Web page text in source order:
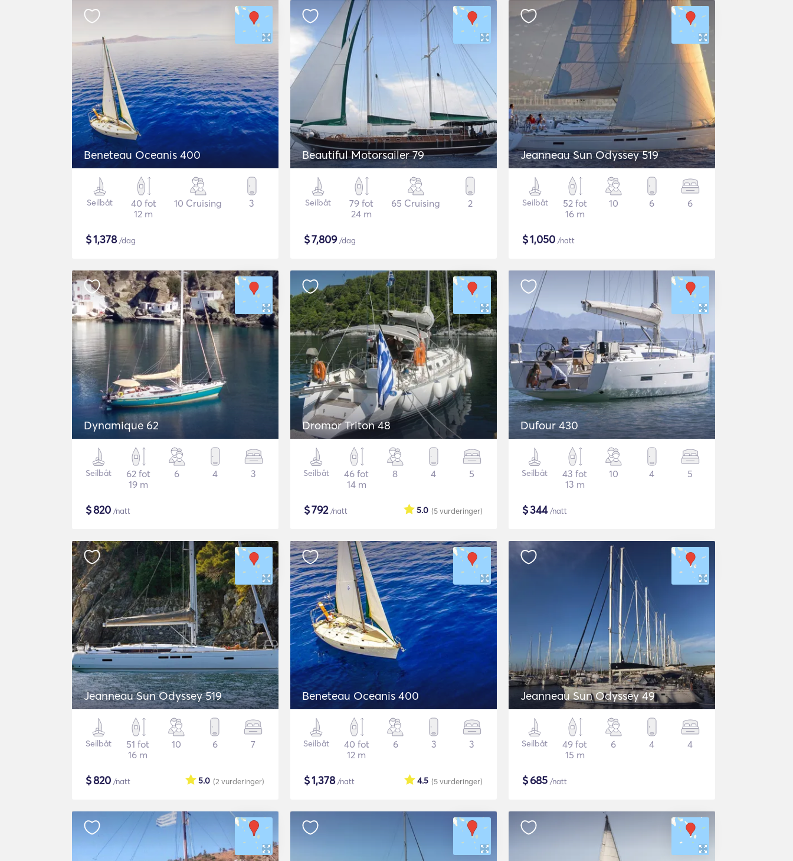
Beneteau Oceanis 400
Seilbåt
40 fot
12 m
10 Cruising 3
$1,378/dag
Beautiful Motorsailer 79
Seilbåt
79 fot
24 m
65 Cruising 2
$7,809/dag
Jeanneau Sun Odyssey 519
Seilbåt
52 fot
16 m
10 6 6
$1,050 /natt
Dynamique 62
Seilbåt
62 fot
19 m
6 4 3
$820 /natt
Dromor Triton 48
Seilbåt
46 fot
14 m
8 4 5
$792/natt (5vurderinger)
5.0
Dufour 430
Seilbåt
43 fot
13 m
10 4 5
$344/natt
Jeanneau Sun Odyssey 519
Seilbåt
51 fot
16 m
10 6 7
$820 /natt (2 vurderinger)
5.0
Beneteau Oceanis 400
Seilbåt
40 fot
12 m
6 3 3
$1,378/natt (5vurderinger)
4.5
Jeanneau Sun Odyssey 49
Seilbåt
49 fot
15 m
6 4 4
$685 /natt